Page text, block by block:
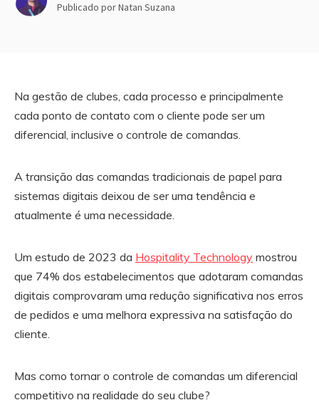
Publicado porNatan Suzana
Na gestão de clubes, cada processo e principalmente
cada ponto de contato com o cliente pode ser um
diferencial, inclusive o controle de comandas.
A transição das comandas tradicionais de papel para
sistemas digitais deixou de ser uma tendência e
atualmente é uma necessidade.
Um estudo de 2023 da Hospitality Technology mostrou
que 74% dos estabelecimentos que adotaram comandas
digitais comprovaram uma redução significativa nos erros
de pedidos e uma melhora expressiva na satisfação do
cliente.
Mas como tornar o controle de comandas um diferencial
competitivo na realidade do seu clube?